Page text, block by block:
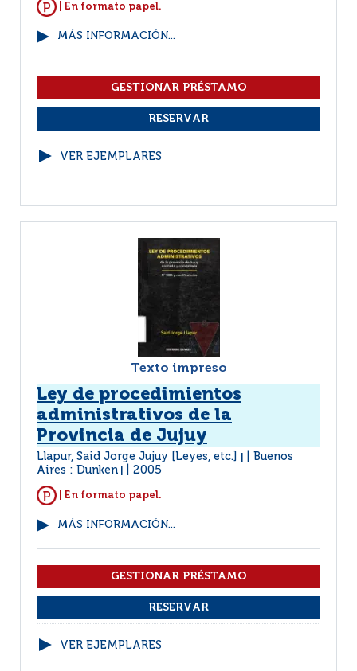
| En formato papel.
MÁS INFORMACIÓN...
VER EJEMPLARES
Texto impreso
Ley de procedimientos
administrativos de la
Provincia de Jujuy
Llapur, Said Jorge Jujuy [Leyes, etc.]
Buenos
Aires : Dunken
2005
| En formato papel.
MÁS INFORMACIÓN...
VER EJEMPLARES